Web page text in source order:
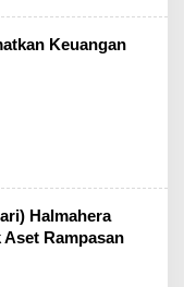
Keuangan
Halmahera
Rampasan